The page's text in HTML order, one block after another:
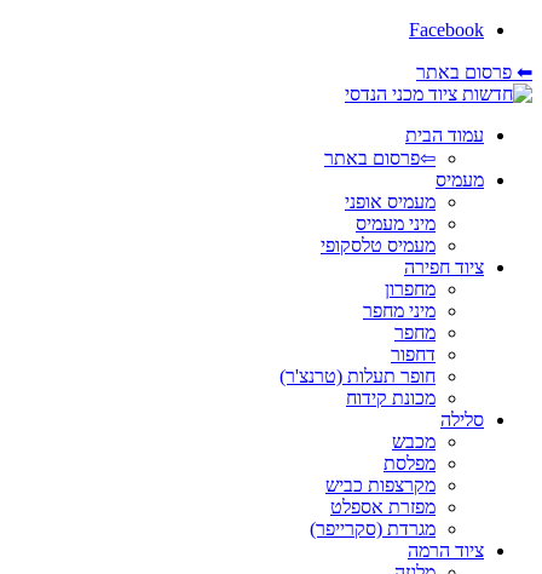
Facebook
⬅ פרסום באתר
עמוד הבית
⇦פרסום באתר
מעמיס
מעמיס אופני
מיני מעמיס
מעמיס טלסקופי
ציוד חפירה
מחפרון
מיני מחפר
מחפר
דחפור
חופר תעלות (טרנצ'ר)
מכונת קידוח
סלילה
מכבש
מפלסת
מקרצפות כביש
מפזרת אספלט
מגרדת (סקרייפר)
ציוד הרמה